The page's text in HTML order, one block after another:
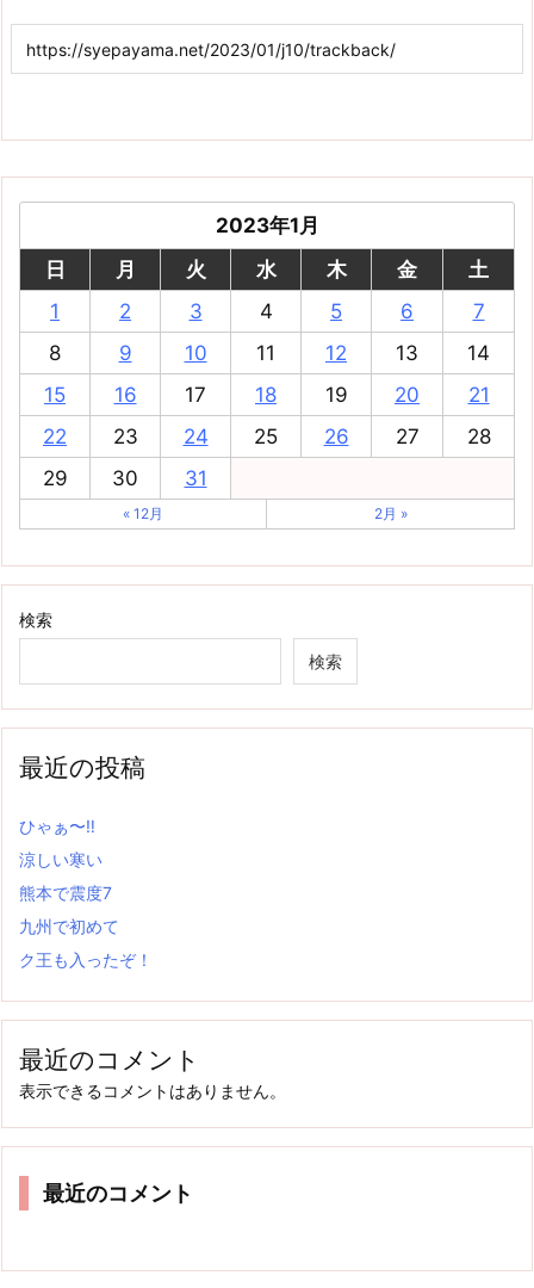
2023年1月
日
月 火 水 木 金
土
1
2 3 4 5 6
7
8
9 10 11 12 13
14
15
16 17 18 19 20
21
22
23 24 25 26 27
28
29
30 31
« 12月 2月 »
検索
検索
最近の投稿
ひゃぁ〜‼
涼しい寒い
熊本で震度7
九州で初めて
ク王も入ったぞ！
最近のコメント
表示できるコメントはありません。
最近のコメント